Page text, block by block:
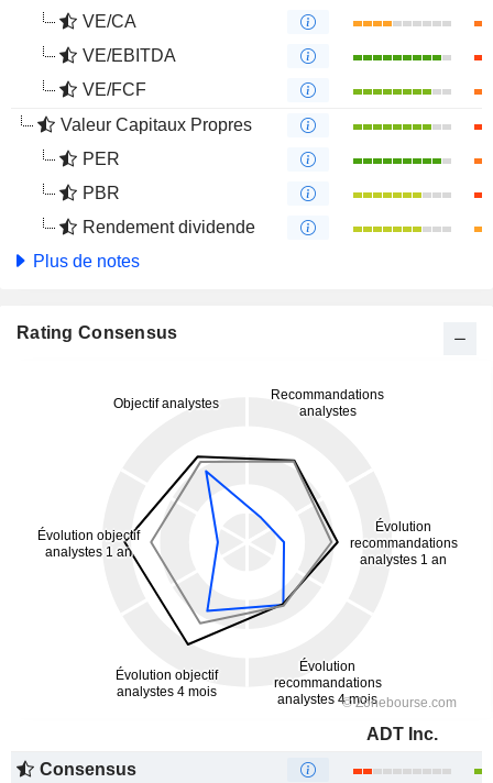
VE/CA
VE/EBITDA
VE/FCF
Valeur Capitaux Propres
PER
PBR
Rendement dividende
Plus de notes
Rating Consensus
ADT Inc.
Consensus